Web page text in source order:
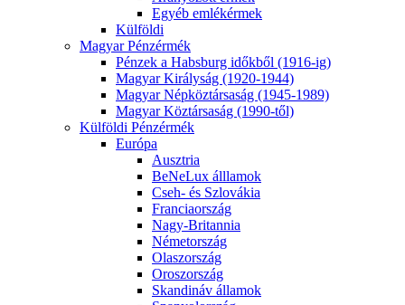
Egyéb emlékérmek
Külföldi
Magyar Pénzérmék
Pénzek a Habsburg időkből (1916-ig)
Magyar Királyság (1920-1944)
Magyar Népköztársaság (1945-1989)
Magyar Köztársaság (1990-től)
Külföldi Pénzérmék
Európa
Ausztria
BeNeLux álllamok
Cseh- és Szlovákia
Franciaország
Nagy-Britannia
Németország
Olaszország
Oroszország
Skandináv államok